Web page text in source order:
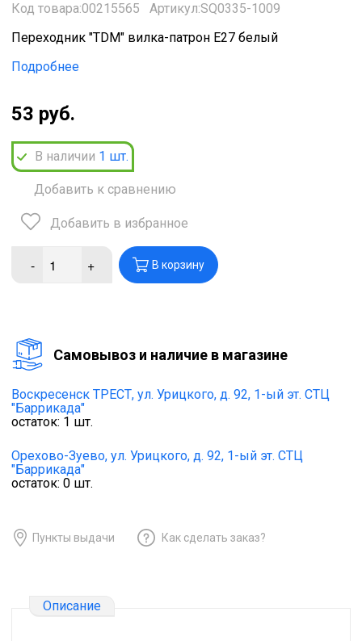
Код товара:00215565
Артикул:SQ0335-1009
Переходник "TDM" вилка-патрон Е27 белый
Подробнее
53 руб.
В наличии 1 шт.
Добавить к сравнению
Добавить в избранное
- + В корзину
Cамовывоз и наличие в магазине
Воскресенск ТРЕСТ, ул. Урицкого, д. 92, 1-ый эт. СТЦ
"Баррикада"
остаток: 1 шт.
Орехово-Зуево, ул. Урицкого, д. 92, 1-ый эт. СТЦ
"Баррикада"
остаток: 0 шт.
Пункты выдачи Как сделать заказ?
Описание